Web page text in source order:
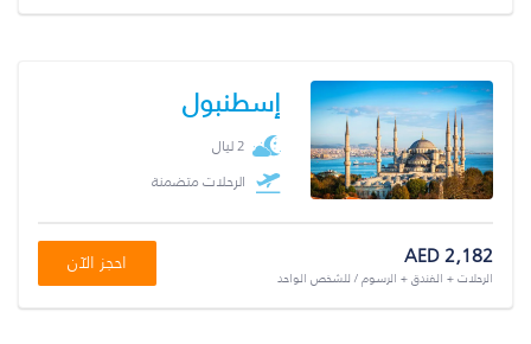
إسطنبول
2 ليال
الرحلات متضمنة
AED 2,182
الرحلات + الفندق + الرسوم / للشخص الواحد
احجز الآن